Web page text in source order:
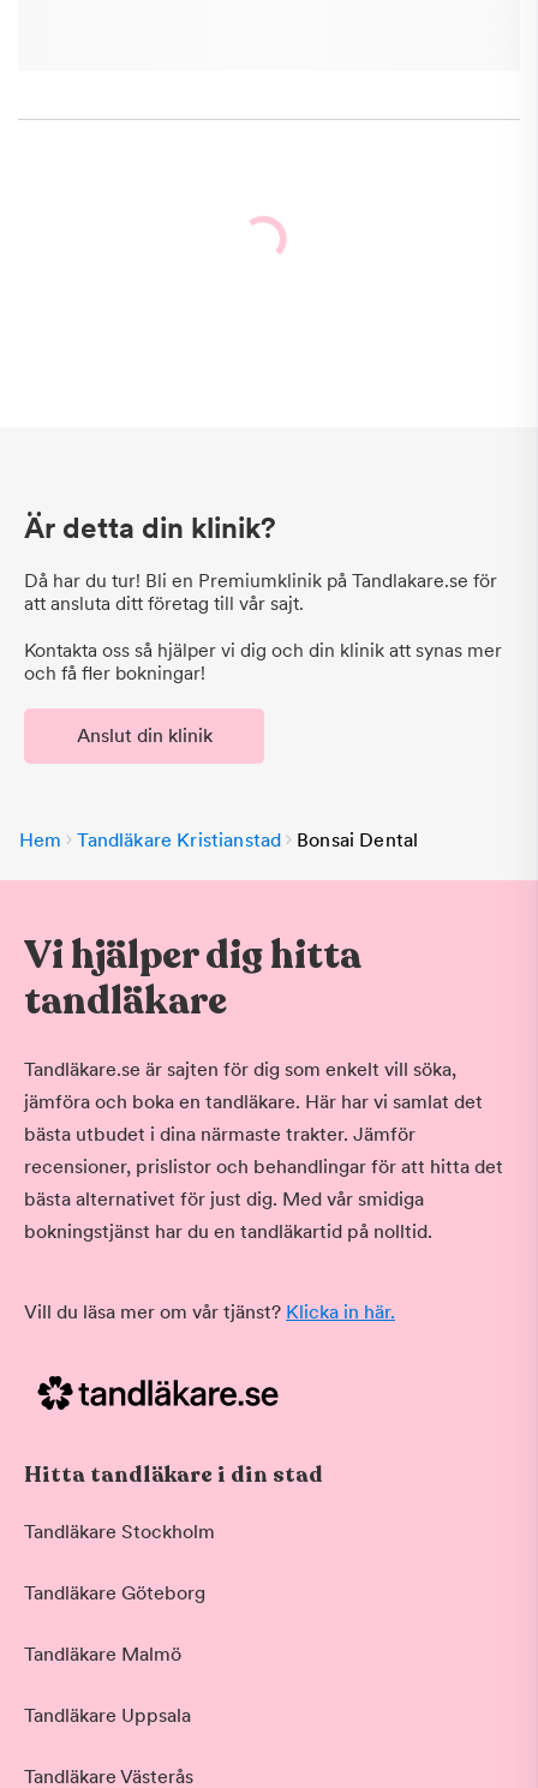
Är detta din klinik?
Då har du tur! Bli en Premiumklinik på Tandlakare.se för
att ansluta ditt företag till vår sajt.
Kontakta oss så hjälper vi dig och din klinik att synas mer
och få fler bokningar!
Anslut din klinik
Hem Tandläkare Kristianstad Bonsai Dental
Vi hjälper dig hitta
tandläkare
Tandläkare.se är sajten för dig som enkelt vill söka,
jämföra och boka en tandläkare. Här har vi samlat det
bästa utbudet i dina närmaste trakter. Jämför
recensioner, prislistor och behandlingar för att hitta det
bästa alternativet för just dig. Med vår smidiga
bokningstjänst har du en tandläkartid på nolltid.
Vill du läsa mer om vår tjänst? Klicka in här.
Hitta tandläkare i din stad
Tandläkare Stockholm
Tandläkare Göteborg
Tandläkare Malmö
Tandläkare Uppsala
Tandläkare Västerås